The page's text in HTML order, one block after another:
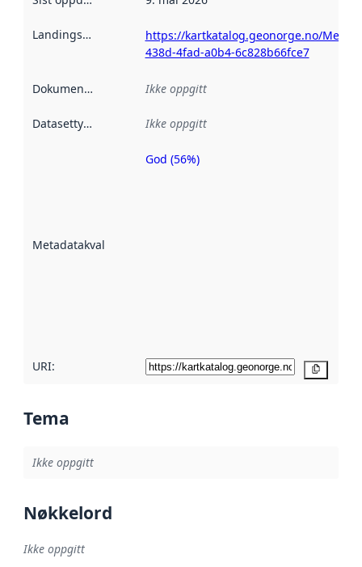
Landingsside
https://kartkatalog.geonorge.no/
438d-4fad-a0b4-6c828b66fce7
Dokumentasjon Ikke oppgitt
Datasettype Ikke oppgitt
Metadatakvalitet
Metadatakvalitet
God (56%)
URI:
Tema
Ikke oppgitt
Nøkkelord
Ikke oppgitt